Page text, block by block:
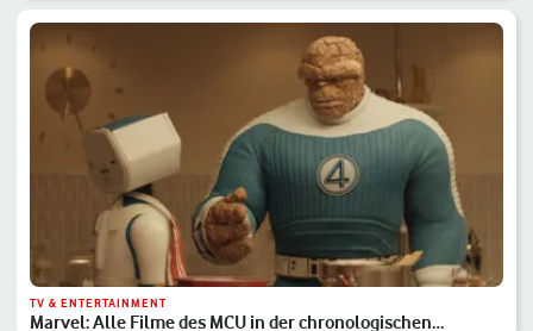
TV & ENTERTAINMENT
Marvel: Alle Filme des MCU in der chronologischen